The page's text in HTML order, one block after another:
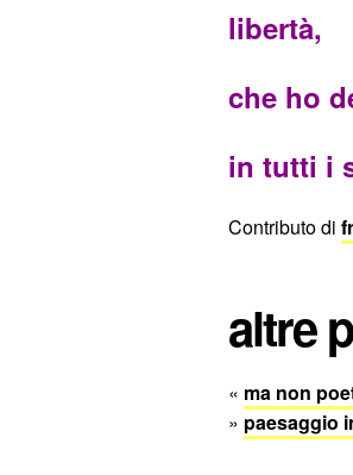
libertà,
che ho
in tutti i
Contributo di
altre
« ma non
» paesaggio